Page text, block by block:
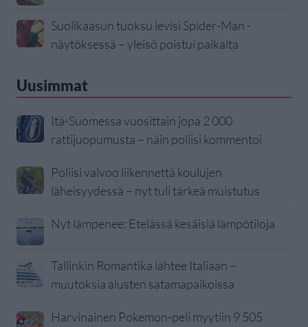
Suolikaasun tuoksu levisi Spider-Man -
näytöksessä – yleisö poistui paikalta
Uusimmat
Itä-Suomessa vuosittain jopa 2 000
rattijuopumusta – näin poliisi kommentoi
Poliisi valvoo liikennettä koulujen
läheisyydessä – nyt tuli tärkeä muistutus
Nyt lämpenee: Etelässä kesäisiä lämpötiloja
Tallinkin Romantika lähtee Italiaan –
muutoksia alusten satamapaikoissa
Harvinainen Pokemon-peli myytiin 9 505